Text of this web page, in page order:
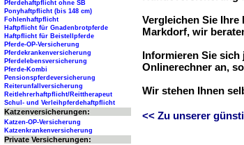
Vergleichen Sie
Markdorf, wir
Informieren Sie
Onlinerechner an,
Wir stehen Ihnen
<< Zu unserer
Pferdehaftpflicht ohne SB
Ponyhaftpflicht (bis 148 cm)
Fohlenhaftpflicht
Haftpflicht für Gnadenbrotpferde
Haftpflicht für Beistellpferde
Pferde-OP-Versicherung
Pferdekrankenversicherung
Pferdelebensversicherung
Pferde-Kombi
Pensionspferdeversicherung
Reiterunfallversicherung
Reitlehrerhaftpflicht/Reittherapeut
Schul- und Verleihpferdehaftpflicht
Katzenversicherungen:
Katzen-OP-Versicherung
Katzenkrankenversicherung
Private Versicherungen: